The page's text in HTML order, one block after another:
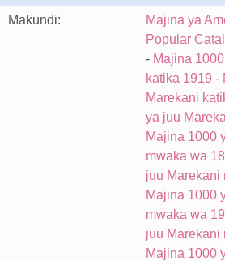
Makundi: Majina ya
Popular
- Majina
katika 1919 -
Marekani
ya juu
Majina 1000
mwaka wa
juu Marekani
Majina 1000
mwaka wa
juu Marekani
Majina 1000